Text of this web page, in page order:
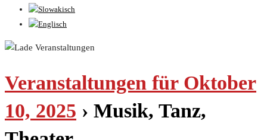
Veranstaltungen für Oktober
10, 2025 › Musik, Tanz,